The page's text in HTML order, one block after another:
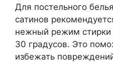
Для постельного
сатинов
нежный режим стирки
30 градусов. Это
избежать